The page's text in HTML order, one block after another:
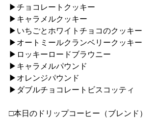
▶︎チョコレートクッキー
▶︎キャラメルクッキー
▶︎いちごとホワイトチョコのクッキー
▶︎オートミールクランベリークッキー
▶︎ロッキーロードブラウニー
▶︎キャラメルパウンド
▶︎オレンジパウンド
▶︎ダブルチョコレートビスコッティ
□本日のドリップコーヒー（ブレンド）